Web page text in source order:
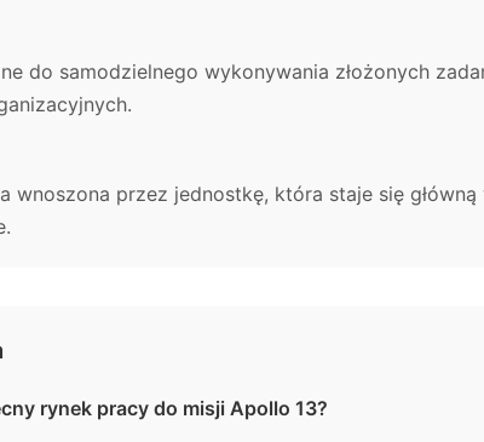
do samodzielnego wykonywania złożonych
wnoszona przez jednostkę, która staje się
rynek pracy do misji Apollo 13?